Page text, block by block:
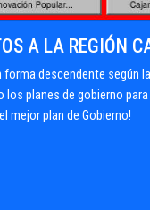
A LA REGIÓN
descendente según
los planes de gobierno
mejor plan de Gobierno!